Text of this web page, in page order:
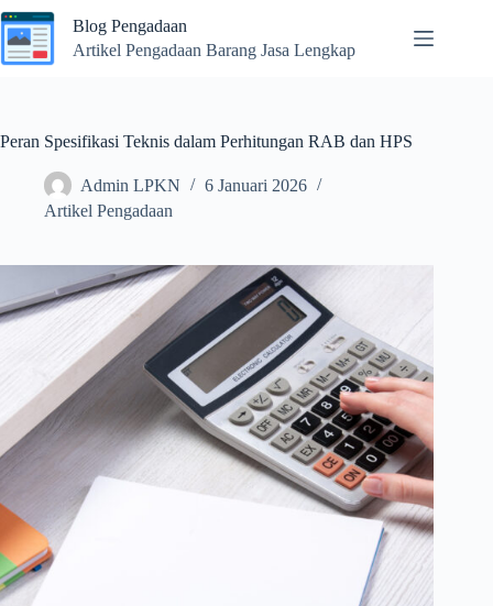
Skip
to
content
Blog Pengadaan
Artikel Pengadaan Barang Jasa Lengkap
Peran Spesifikasi Teknis dalam Perhitungan RAB dan HPS
Admin LPKN
6 Januari 2026
Artikel Pengadaan